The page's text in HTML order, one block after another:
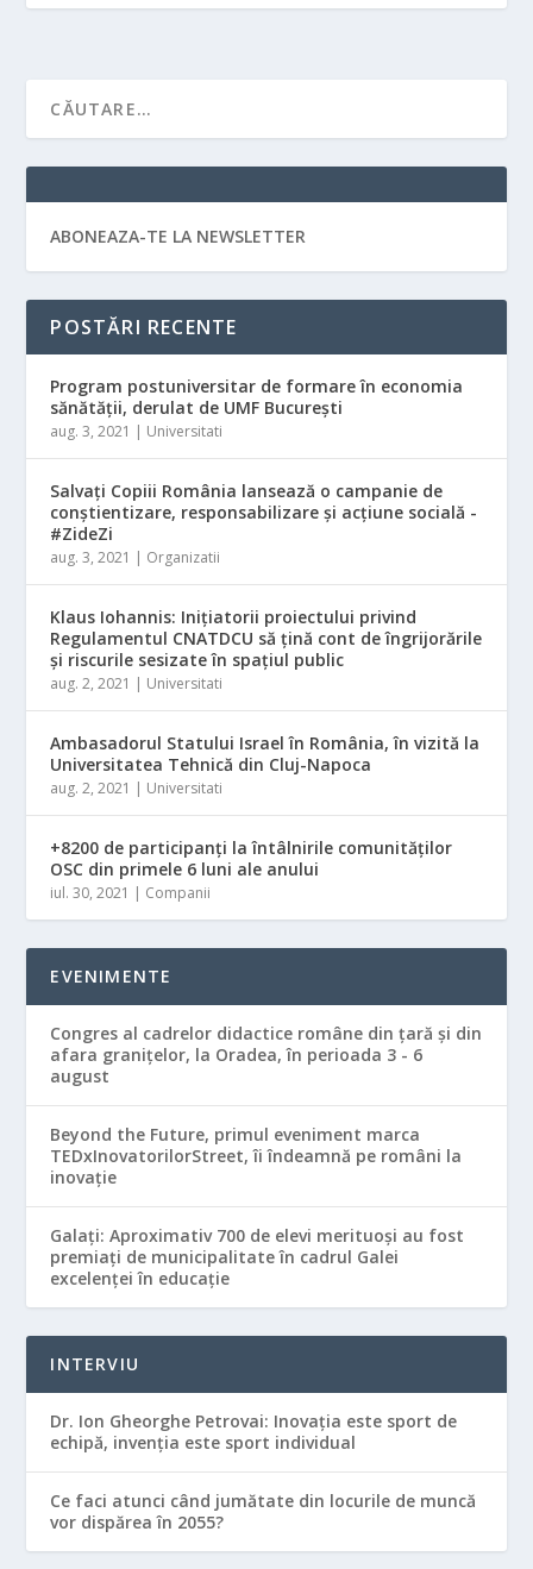
ABONEAZA-TE LA NEWSLETTER
POSTĂRI RECENTE
Program postuniversitar de formare în economia
sănătății, derulat de UMF București
aug. 3, 2021 | Universitati
Salvaţi Copiii România lansează o campanie de
conştientizare, responsabilizare şi acţiune socială -
#ZideZi
aug. 3, 2021 | Organizatii
Klaus Iohannis: Iniţiatorii proiectului privind
Regulamentul CNATDCU să ţină cont de îngrijorările
şi riscurile sesizate în spaţiul public
aug. 2, 2021 | Universitati
Ambasadorul Statului Israel în România, în vizită la
Universitatea Tehnică din Cluj-Napoca
aug. 2, 2021 | Universitati
+8200 de participanți la întâlnirile comunităților
OSC din primele 6 luni ale anului
iul. 30, 2021 | Companii
EVENIMENTE
Congres al cadrelor didactice române din ţară şi din
afara graniţelor, la Oradea, în perioada 3 - 6
august
Beyond the Future, primul eveniment marca
TEDxInovatorilorStreet, îi îndeamnă pe români la
inovație
Galaţi: Aproximativ 700 de elevi merituoşi au fost
premiaţi de municipalitate în cadrul Galei
excelenţei în educaţie
INTERVIU
Dr. Ion Gheorghe Petrovai: Inovația este sport de
echipă, invenția este sport individual
Ce faci atunci când jumătate din locurile de muncă
vor dispărea în 2055?